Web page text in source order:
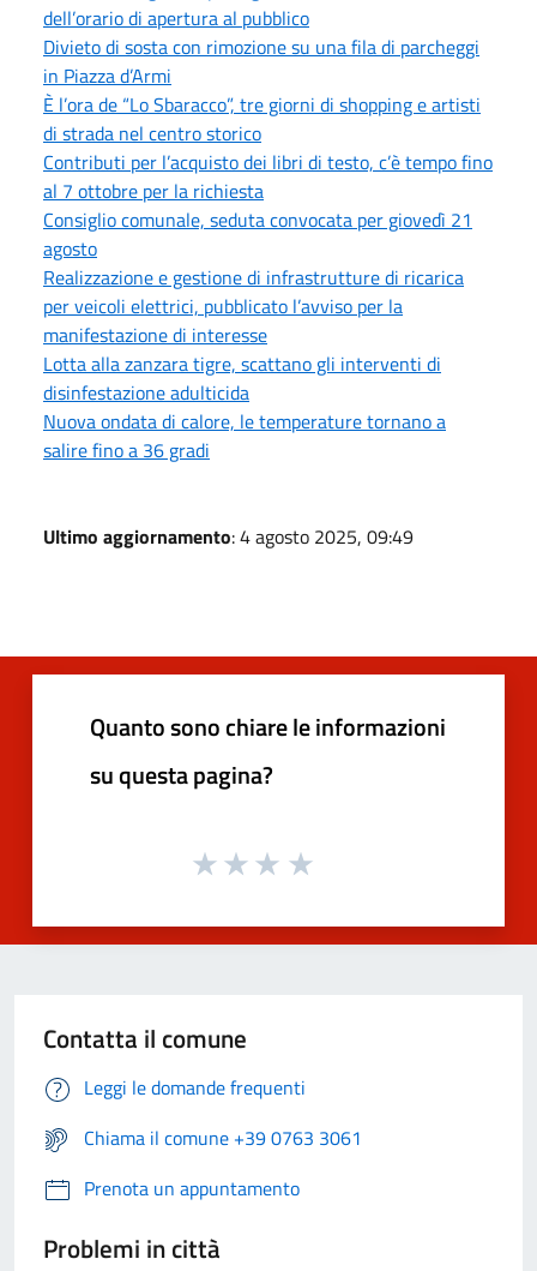
dell’orario di apertura al pubblico
Divieto di sosta con rimozione su una fila di parcheggi
in Piazza d’Armi
È l’ora de “Lo Sbaracco”, tre giorni di shopping e artisti
di strada nel centro storico
Contributi per l’acquisto dei libri di testo, c’è tempo fino
al 7 ottobre per la richiesta
Consiglio comunale, seduta convocata per giovedì 21
agosto
Realizzazione e gestione di infrastrutture di ricarica
per veicoli elettrici, pubblicato l’avviso per la
manifestazione di interesse
Lotta alla zanzara tigre, scattano gli interventi di
disinfestazione adulticida
Nuova ondata di calore, le temperature tornano a
salire fino a 36 gradi
Ultimo aggiornamento: 4 agosto 2025, 09:49
Quanto sono chiare le informazioni
su questa pagina?
Contatta il comune
Leggi le domande frequenti
Chiama il comune +39 0763 3061
Prenota un appuntamento
Problemi in città